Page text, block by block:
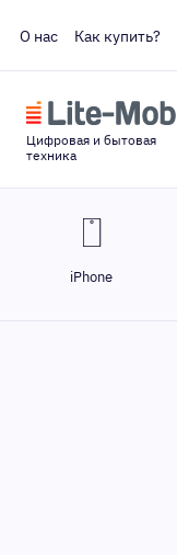
О нас Как купить?
Цифровая и бытовая
техника
iPhone